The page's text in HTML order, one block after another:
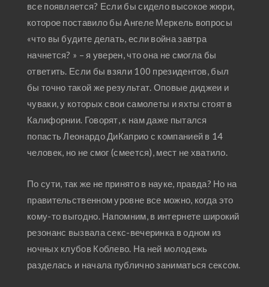
все появляется? Если бы сидело высокое жюри,
которое поставило бы Ангеле Меркель вопросы
«что вы будите делать, если война завтра
начнется? » – я уверен, что она не смогла бы
ответить. Если бы взяли 100 президентов, был
бы точно такой же результат. Оповые диджеи и
чуваки, у которых свои самолеты и яхты стоят в
Калифорнии. Говорят, к нам даже пытался
попасть Леонардо ДиКаприо с компанией в 14
человек, но не смог (смеется), мест не хватило.
По сути, так же не принято в науке, правда? Но на
правительственном уровне все можно, когда это
кому-то выгодно. Напомним, в интернете широкий
резонанс вызвала секс-вечеринка в одном из
ночных клубов Коблево. На ней молодежь
разделась и начала публично заниматься сексом.